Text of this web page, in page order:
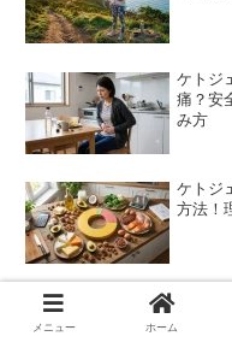
ケトジ
痛？安
み方
ケトジ
方法！
ダイ
査紙
メニュー ホーム